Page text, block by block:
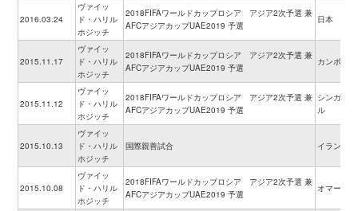
2016.03.24
ヴァイッ
ド・ハリル
ホジッチ
2018FIFAワールドカップロシア アジア2次予選 兼
AFCアジアカップUAE2019 予選
日本
2015.11.17
ヴァイッ
ド・ハリル
ホジッチ
2018FIFAワールドカップロシア アジア2次予選 兼
AFCアジアカップUAE2019 予選
カンボジア
2015.11.12
ヴァイッ
ド・ハリル
ホジッチ
2018FIFAワールドカップロシア アジア2次予選 兼
AFCアジアカップUAE2019 予選
シンガポー
ル
2015.10.13
ヴァイッ
ド・ハリル
ホジッチ
国際親善試合 イラン
2015.10.08
ヴァイッ
ド・ハリル
ホジッチ
2018FIFAワールドカップロシア アジア2次予選 兼
AFCアジアカップUAE2019 予選
オマーン